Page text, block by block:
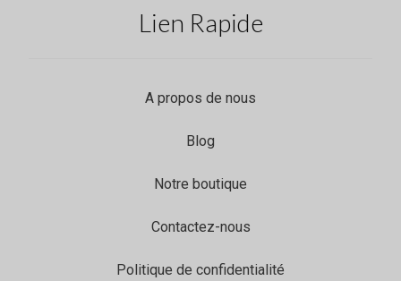
Lien Rapide
A propos de nous
Blog
Notre boutique
Contactez-nous
Politique de confidentialité